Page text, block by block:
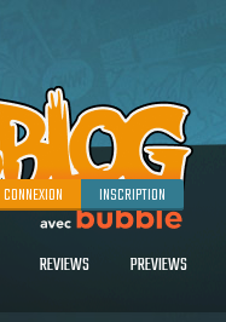
CONNEXION INSCRIPTION
REVIEWS PREVIEWS